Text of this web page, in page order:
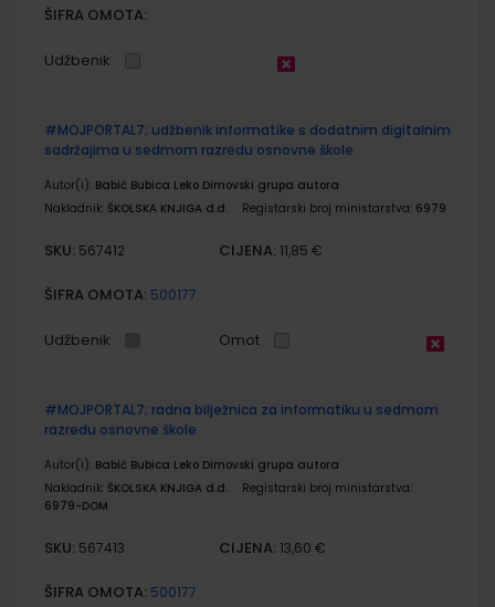
ŠIFRA OMOTA:
Udžbenik
#MOJPORTAL7; udžbenik informatike s dodatnim digitalnim
sadržajima u sedmom razredu osnovne škole
Autor(i): Babić Bubica Leko Dimovski grupa autora
Nakladnik: ŠKOLSKA KNJIGA d.d. Registarski broj ministarstva: 6979
SKU: 567412 CIJENA: 11,85 €
ŠIFRA OMOTA: 500177
Udžbenik Omot
#MOJPORTAL7; radna bilježnica za informatiku u sedmom
razredu osnovne škole
Autor(i): Babić Bubica Leko Dimovski grupa autora
Nakladnik: ŠKOLSKA KNJIGA d.d.
Registarski broj ministarstva:
6979-DOM
SKU: 567413 CIJENA: 13,60 €
ŠIFRA OMOTA: 500177